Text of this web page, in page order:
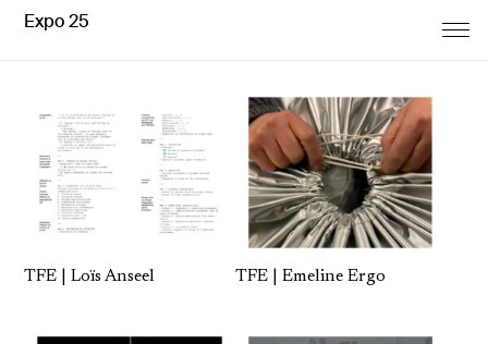
Expo 25
TFE | Loïs Anseel TFE | Emeline Ergo